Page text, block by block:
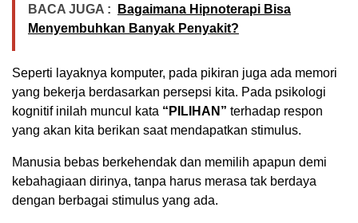
BACA JUGA :
Bagaimana Hipnoterapi Bisa
Menyembuhkan Banyak Penyakit?
Seperti layaknya komputer, pada pikiran juga ada memori
yang bekerja berdasarkan persepsi kita. Pada psikologi
kognitif inilah muncul kata “PILIHAN” terhadap respon
yang akan kita berikan saat mendapatkan stimulus.
Manusia bebas berkehendak dan memilih apapun demi
kebahagiaan dirinya, tanpa harus merasa tak berdaya
dengan berbagai stimulus yang ada.